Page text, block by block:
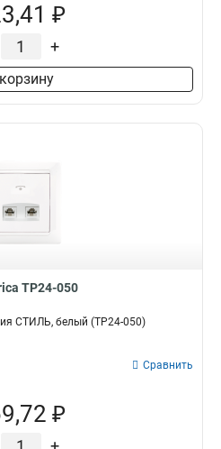
₽
+
ТР24-050
СТИЛЬ, белый (ТР24-050)
Сравнить
₽